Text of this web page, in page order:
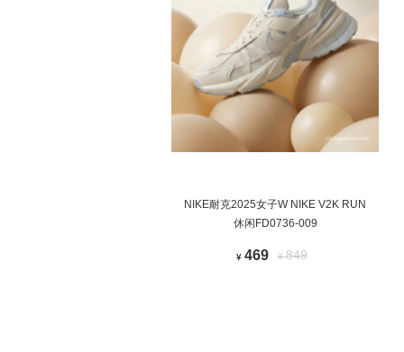
NIKE耐克2025女子W NIKE V2K RUN
休闲FD0736-009
¥ 469 ¥849